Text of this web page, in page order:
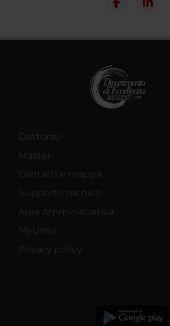
Dottorati
Master
Contatti e mappa
Supporto tecnico
Area Amministrativa
MyUnivr
Privacy policy